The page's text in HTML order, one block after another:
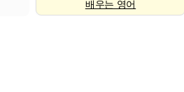
배우는 영어